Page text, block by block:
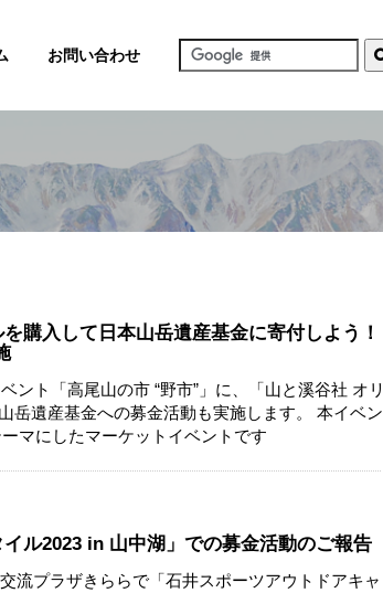
お問い合わせ
購入して日本山岳遺産基金に寄付しよう！
ント「高尾山の市 “野市”」に、「山と溪谷社 オリ
岳遺産基金への募金活動も実施します。 本イベン
マにしたマーケットイベントです
ル2023 in 山中湖」での募金活動のご報告
流プラザきららで「石井スポーツアウトドアキャ